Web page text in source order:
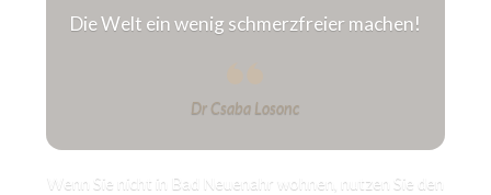
Die Welt ein wenig schmerzfreier machen!
Dr Csaba Losonc
Wenn Sie nicht in Bad Neuenahr wohnen, nutzen Sie den